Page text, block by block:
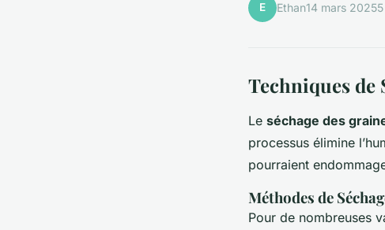
E Ethan14 mars 2025
Techniques de
Le séchage des
processus élimine
pourraient
Méthodes de
Pour de nombreuses